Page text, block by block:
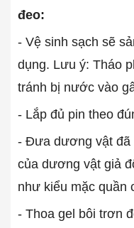
đeo:
- Vệ sinh sạch sẽ
dụng. Lưu ý: Tháo
tránh bị nước vào
- Lắp đủ pin theo
- Đưa dương vật đã
của dương vật giả
như kiểu mặc quần
- Thoa gel bôi trơn